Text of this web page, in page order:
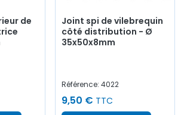
de
Joint spi de vilebrequin
côté distribution - Ø
35x50x8mm
Référence: 4022
9,50 € TTC